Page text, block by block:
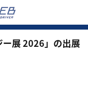
ー展 2026」の出展